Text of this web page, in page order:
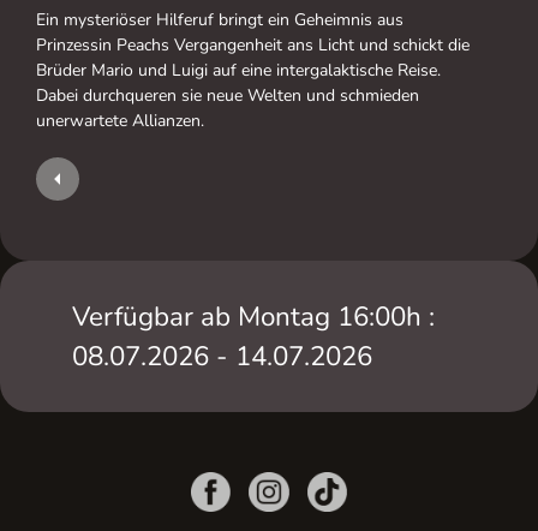
Ein mysteriöser Hilferuf bringt ein Geheimnis aus
Prinzessin Peachs Vergangenheit ans Licht und schickt die
Brüder Mario und Luigi auf eine intergalaktische Reise.
Dabei durchqueren sie neue Welten und schmieden
unerwartete Allianzen.
Verfügbar ab Montag 16:00h :
08.07.2026 - 14.07.2026